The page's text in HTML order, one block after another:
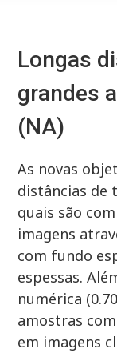
Longas
grandes
(NA)
As novas
distâncias de
quais são
imagens
com fundo
espessas.
numérica
amostras
em imagens